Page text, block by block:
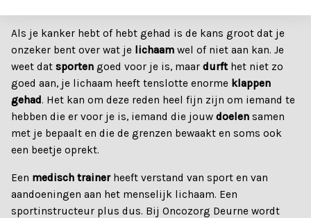
Als je kanker hebt of hebt gehad is de kans groot dat je
onzeker bent over wat je lichaam wel of niet aan kan. Je
weet datsporten goed voor je is, maardurft het niet zo
goed aan, je lichaam heeft tenslotte enorme klappen
gehad . Het kan om deze reden heel fijn zijn om iemand te
hebben die er voor je is, iemand die jouwdoelen samen
met je bepaalt en die de grenzen bewaakt en soms ook
een beetje oprekt.
Een medisch trainerheeft verstand van sport en van
aandoeningen aan het menselijk lichaam. Een
sportinstructeur plus dus. Bij Oncozorg Deurne wordt